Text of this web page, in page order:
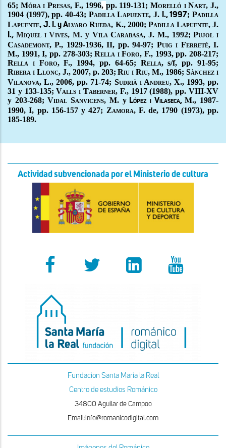
65; Móra i Presas, F., 1996, pp. 119-131;Morelló iNart, J.,
1904 (1997),pp. 40-43; Padilla Lapuente, J. I., 1997;Padilla
Lapuente, J. I. y Alvaro Rueda, K., 2000; Padilla Lapuente,J.
I., Miquel iVives, M. yVila Carabasa, J. M., 1992;Pujol i
Casademont, P., 1929-1936, II, pp. 94-97; Puig i Ferreté, I.
M., 1991, I, pp. 278-303;Rella iForo, F., 1993, pp. 208-217;
Rella iForo, F., 1994, pp. 64-65; Rella,s/f, pp. 91-95;
Ribera i Llonc, J., 2007, p. 203; Riu i Riu, M., 1986; Sànchez i
Vilanova, L., 2006,pp. 71-74; Sudrià i Andreu, X., 1993, pp.
31 y 133-135;Valls i Taberner, F., 1917 (1988), pp. VIII-XV
y 203-268;Vidal Sanvicens, M. yLópez i Vilaseca,M., 1987-
1990, I, pp. 156-157 y 427; Zamora, F. de, 1790 (1973), pp.
185-189.
Actividad subvencionada por el Ministerio de cultura
Fundacion Santa Maria la Real
Centro de estudios Románico
34800 Aguilar de Campoo
Email:info@romanicodigital.com